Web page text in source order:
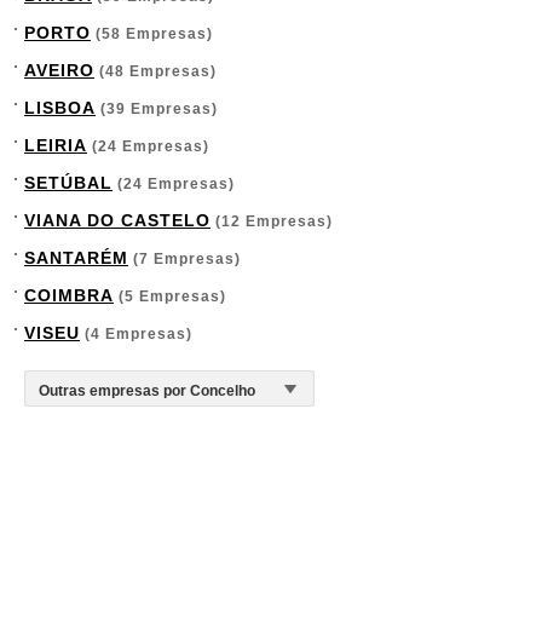
PORTO (58 Empresas)
AVEIRO (48 Empresas)
LISBOA (39 Empresas)
LEIRIA (24 Empresas)
SETÚBAL (24 Empresas)
VIANA DO CASTELO (12 Empresas)
SANTARÉM (7 Empresas)
COIMBRA (5 Empresas)
VISEU (4 Empresas)